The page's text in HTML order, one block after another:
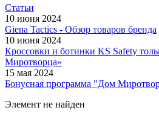
Статьи
10 июня 2024
Giena Tactics - Обзор товаров бренда
10 июня 2024
Кроссовки и ботинки KS Safety
Миротворца»
15 мая 2024
Бонусная программа "Дом
Элемент не найден